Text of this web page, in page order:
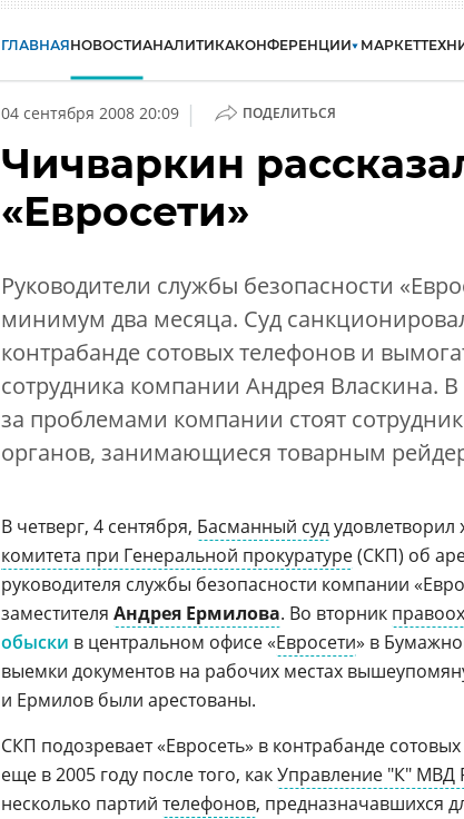
ГЛАВНАЯНОВОСТИАНАЛИТИКАКОНФЕРЕНЦИИ МАРКЕТ
04 сентября 2008 20:09 | ПОДЕЛИТЬСЯ
Чичваркин
«Евросети»
Руководители службы безопасности
минимум два месяца. Суд
контрабанде сотовых телефонов и
сотрудника компании Андрея Власкина.
за проблемами компании стоят
органов, занимающиеся товарным
В четверг, 4 сентября, Басманный судудовлетворил
комитета при Генеральной прокуратуре(СКП) об
руководителя службы безопасности компании
заместителя Андрея Ермилова. Во вторник
обыски в центральном офисе «Евросети» в
выемки документов на рабочих местах
и Ермилов были арестованы.
СКП подозревает «Евросеть» в контрабанде
еще в 2005 году после того, какУправление "К" МВД
несколько партий телефонов, предназначавшихся